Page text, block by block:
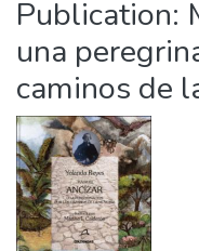
Publication:
una
caminos de